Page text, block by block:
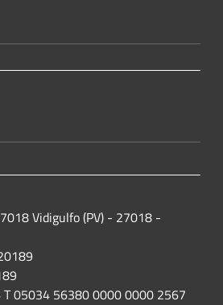
Vidigulfo (PV) - 27018 -
T 05034 56380 0000 0000 2567